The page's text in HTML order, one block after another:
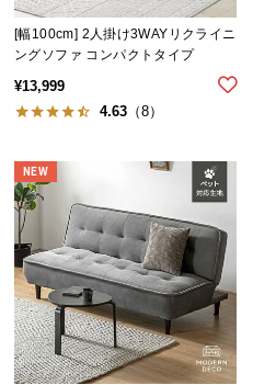
つ
い
て
客
様
サ
ポ
ー
ト
お
[幅100cm] 2人掛け3WAYリクライニ
ングソファ コンパクトタイプ
¥13,999
4.63 （8）
NEW